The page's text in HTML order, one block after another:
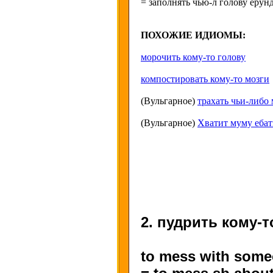
= заполнять чью-л голову
ПОХОЖИЕ ИДИОМЫ:
морочить кому-то голову
компостировать кому-то мозги
(Вульгарное) трахать чьи-
(Вульгарное) Хватит муму
2. пудрить кому-
to mess with